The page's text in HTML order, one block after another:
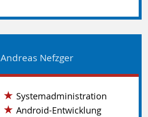
Andreas Nefzger
Systemadministration
Android-Entwicklung